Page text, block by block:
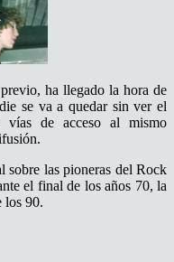
ha llegado la hora de
se va a quedar sin ver el
de acceso al mismo
sobre las pioneras del Rock
el final de los años 70, la
los 90.